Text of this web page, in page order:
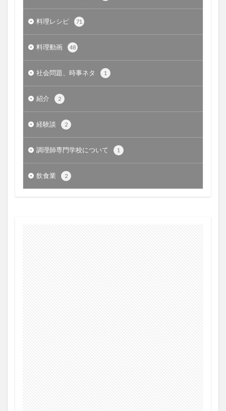
料理レシピ 71
料理動画 48
社会問題、時事ネタ 1
紹介 2
経験談 2
調理師専門学校について 1
飲食業 2